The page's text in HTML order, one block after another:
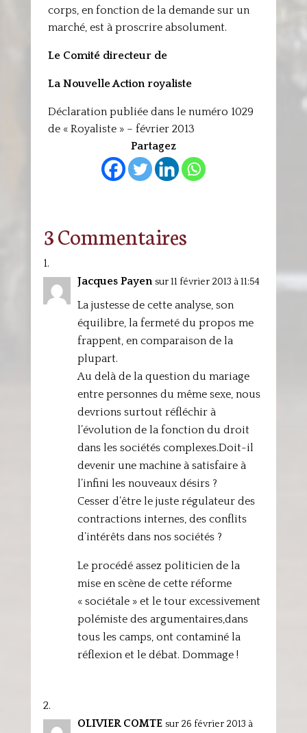
corps, en fonction de la demande sur un
marché, est à proscrire absolument.
Le Comité directeur de
La Nouvelle Action royaliste
Déclaration publiée dans le numéro 1029
de « Royaliste » – février 2013
Partagez
3 Commentaires
Jacques Payen sur 11 février 2013 à 11:54
La justesse de cette analyse, son
équilibre, la fermeté du propos me
frappent, en comparaison de la
plupart.
Au delà de la question du mariage
entre personnes du même sexe, nous
devrions surtout réfléchir à
l’évolution de la fonction du droit
dans les sociétés complexes.Doit-il
devenir une machine à satisfaire à
l’infini les nouveaux désirs ?
Cesser d’être le juste régulateur des
contractions internes, des conflits
d’intérêts dans nos sociétés ?
Le procédé assez politicien de la
mise en scène de cette réforme
« sociétale » et le tour excessivement
polémiste des argumentaires,dans
tous les camps, ont contaminé la
réflexion et le débat. Dommage !
OLIVIER COMTE sur 26 février 2013 à